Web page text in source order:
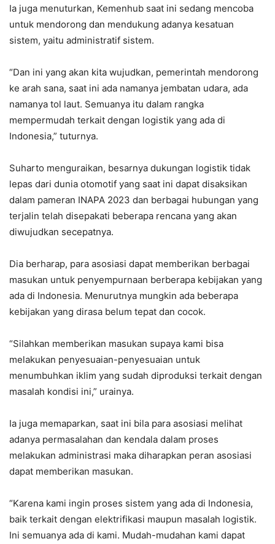
Ia juga menuturkan, Kemenhub saat ini sedang mencoba
untuk mendorong dan mendukung adanya kesatuan
sistem, yaitu administratif sistem.
“Dan ini yang akan kita wujudkan, pemerintah mendorong
ke arah sana, saat ini ada namanya jembatan udara, ada
namanya tol laut. Semuanya itu dalam rangka
mempermudah terkait dengan logistik yang ada di
Indonesia,” tuturnya.
Suharto menguraikan, besarnya dukungan logistik tidak
lepas dari dunia otomotif yang saat ini dapat disaksikan
dalam pameran INAPA 2023 dan berbagai hubungan yang
terjalin telah disepakati beberapa rencana yang akan
diwujudkan secepatnya.
Dia berharap, para asosiasi dapat memberikan berbagai
masukan untuk penyempurnaan berberapa kebijakan yang
ada di Indonesia. Menurutnya mungkin ada beberapa
kebijakan yang dirasa belum tepat dan cocok.
“Silahkan memberikan masukan supaya kami bisa
melakukan penyesuaian-penyesuaian untuk
menumbuhkan iklim yang sudah diproduksi terkait dengan
masalah kondisi ini,” urainya.
Ia juga memaparkan, saat ini bila para asosiasi melihat
adanya permasalahan dan kendala dalam proses
melakukan administrasi maka diharapkan peran asosiasi
dapat memberikan masukan.
“Karena kami ingin proses sistem yang ada di Indonesia,
baik terkait dengan elektrifikasi maupun masalah logistik.
Ini semuanya ada di kami. Mudah-mudahan kami dapat